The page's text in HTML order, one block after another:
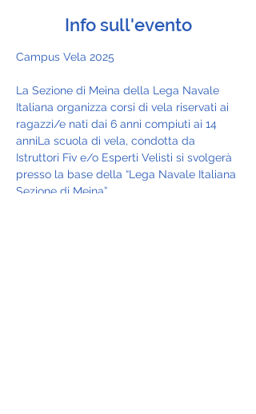
Info sull'evento
Campus Vela 2025
La Sezione di Meina della Lega Navale
Italiana organizza corsi di vela riservati ai
ragazzi/e nati dai 6 anni compiuti ai 14
anniLa scuola di vela, condotta da
Istruttori Fiv e/o Esperti Velisti si svolgerà
presso la base della “Lega Navale Italiana
Sezione di Meina”,